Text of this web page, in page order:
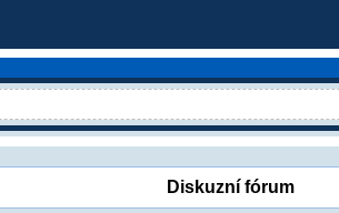
Diskuzní fórum